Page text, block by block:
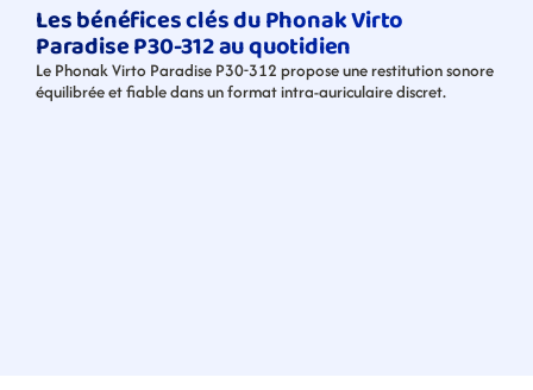
Les bénéfices clés du Phonak Virto
Paradise P30-312 au quotidien
Le Phonak Virto Paradise P30-312 propose une restitution sonore
équilibrée et fiable dans un format intra-auriculaire discret.